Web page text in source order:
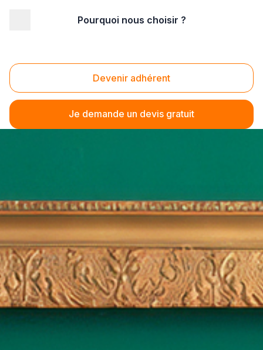
Pourquoi nous choisir ?
Devenir adhérent
Je demande un devis gratuit